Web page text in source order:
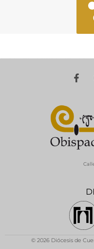
© 2026 Diócesis de